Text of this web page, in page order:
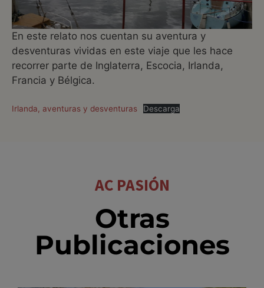
En este relato nos cuentan su aventura y
desventuras vividas en este viaje que les hace
recorrer parte de Inglaterra, Escocia, Irlanda,
Francia y Bélgica.
Irlanda, aventuras y desventuras Descarga
AC PASIÓN
Otras
Publicaciones